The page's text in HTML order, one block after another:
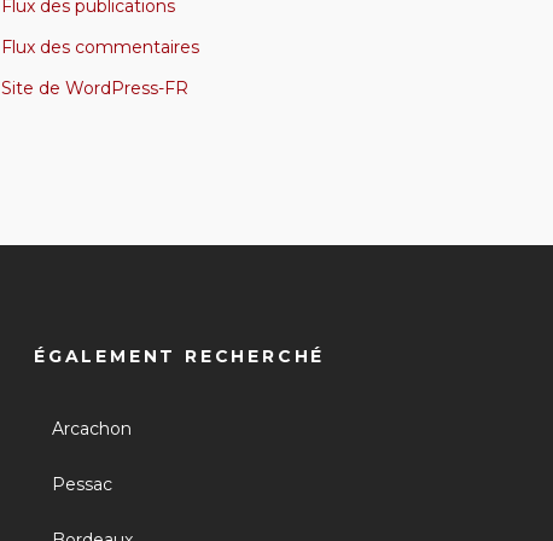
Flux des publications
Flux des commentaires
Site de WordPress-FR
ÉGALEMENT RECHERCHÉ
Arcachon
Pessac